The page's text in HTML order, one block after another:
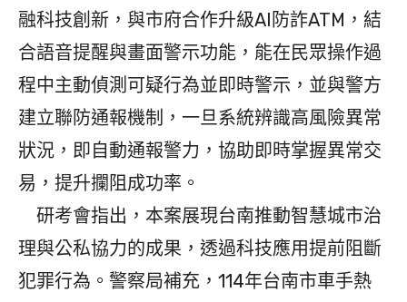
融科技創新，與市府合作升級AI防詐ATM，結
合語音提醒與畫面警示功能，能在民眾操作過
程中主動偵測可疑行為並即時警示，並與警方
建立聯防通報機制，一旦系統辨識高風險異常
狀況，即自動通報警力，協助即時掌握異常交
易，提升攔阻成功率。
研考會指出，本案展現台南推動智慧城市治
理與公私協力的成果，透過科技應用提前阻斷
犯罪行為。警察局補充，114年台南市車手熱